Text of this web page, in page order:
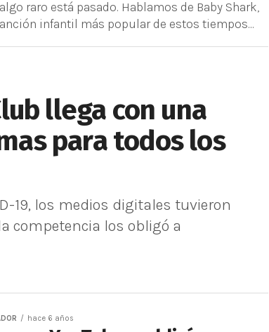
raro está pasado. Hablamos de Baby Shark,
infantil más popular de estos tiempos...
llega con una
para todos los
19, los medios digitales tuvieron
competencia los obligó a
hace 6 años